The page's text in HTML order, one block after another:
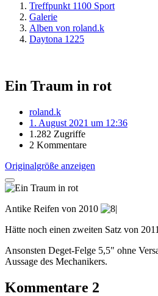
Treffpunkt 1100 Sport
Galerie
Alben von roland.k
Daytona 1225
Ein Traum in rot
roland.k
1. August 2021 um 12:36
1.282 Zugriffe
2 Kommentare
Originalgröße anzeigen
Antike Reifen von 2010
Hätte noch einen zweiten Satz von
Ansonsten Deget-Felge 5,5" ohne
Aussage des Mechanikers.
Kommentare 2